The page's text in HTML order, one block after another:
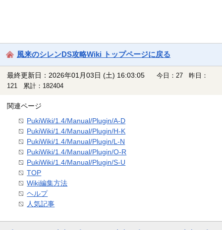
風来のシレンDS攻略Wiki トップページに戻る
最終更新日：2026年01月03日 (土) 16:03:05
今日：27 昨日：
121 累計：182404
関連ページ
PukiWiki/1.4/Manual/Plugin/A-D
PukiWiki/1.4/Manual/Plugin/H-K
PukiWiki/1.4/Manual/Plugin/L-N
PukiWiki/1.4/Manual/Plugin/O-R
PukiWiki/1.4/Manual/Plugin/S-U
TOP
Wiki編集方法
ヘルプ
人気記事